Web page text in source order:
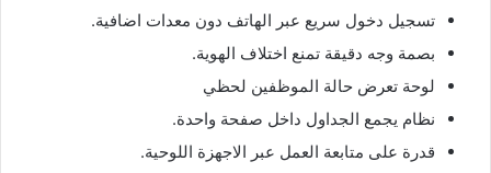
تسجيل دخول سريع عبر الهاتف دون معدات اضافية.
بصمة وجه دقيقة تمنع اختلاف الهوية.
لوحة تعرض حالة الموظفين لحظي
نظام يجمع الجداول داخل صفحة واحدة.
قدرة على متابعة العمل عبر الاجهزة اللوحية.